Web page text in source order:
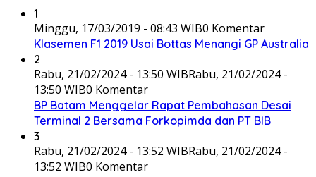
1
Minggu, 17/03/2019 - 08:43 WIB0 Komentar
Klasemen F1 2019 Usai Bottas Menangi GP Australia
2
Rabu, 21/02/2024 - 13:50 WIBRabu, 21/02/2024 -
13:50 WIB0 Komentar
BP Batam Menggelar Rapat Pembahasan Desai
Terminal 2 Bersama Forkopimda dan PT BIB
3
Rabu, 21/02/2024 - 13:52 WIBRabu, 21/02/2024 -
13:52 WIB0 Komentar